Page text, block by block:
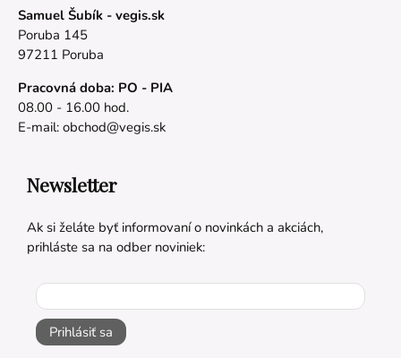
Samuel Šubík - vegis.sk
Poruba 145
97211 Poruba
Pracovná doba: PO - PIA
08.00 - 16.00 hod.
E-mail: obchod@vegis.sk
Newsletter
Ak si želáte byť informovaní o novinkách a akciách,
prihláste sa na odber noviniek:
Prihlásiť sa